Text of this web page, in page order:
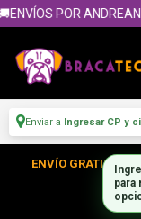
POR
Enviar a Ingresar CP y
ENVÍO GRATIS
para